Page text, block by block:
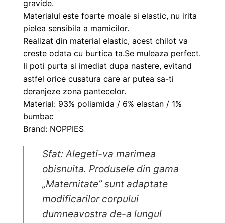
gravide.
Materialul este foarte moale si elastic, nu irita
pielea sensibila a mamicilor.
Realizat din material elastic, acest chilot va
creste odata cu burtica ta.Se muleaza perfect.
Ii poti purta si imediat dupa nastere, evitand
astfel orice cusatura care ar putea sa-ti
deranjeze zona pantecelor.
Material: 93% poliamida / 6% elastan / 1%
bumbac
Brand: NOPPIES
Sfat: Alegeti-va marimea
obisnuita. Produsele din gama
„Maternitate” sunt adaptate
modificarilor corpului
dumneavostra de-a lungul